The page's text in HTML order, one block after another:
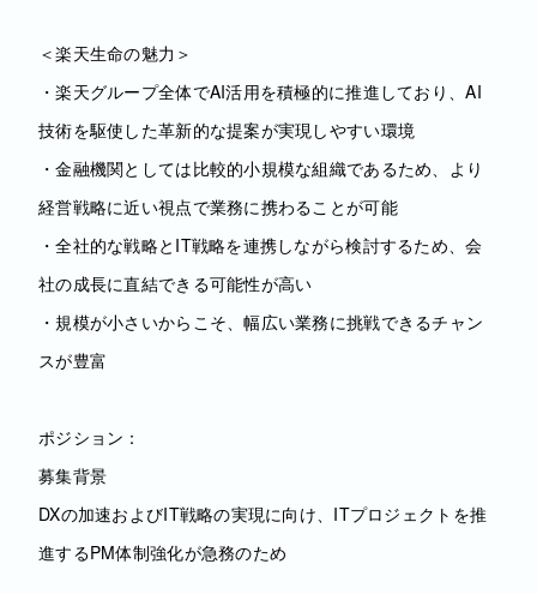
＜楽天生命の魅力＞
・楽天グループ全体でAI活用を積極的に推進しており、AI
技術を駆使した革新的な提案が実現しやすい環境
・金融機関としては比較的小規模な組織であるため、より
経営戦略に近い視点で業務に携わることが可能
・全社的な戦略とIT戦略を連携しながら検討するため、会
社の成長に直結できる可能性が高い
・規模が小さいからこそ、幅広い業務に挑戦できるチャン
スが豊富
ポジション：
募集背景
DXの加速およびIT戦略の実現に向け、ITプロジェクトを推
進するPM体制強化が急務のため